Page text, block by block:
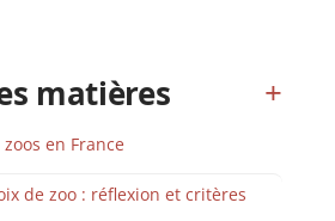
matières
en France
de zoo : réflexion et critères